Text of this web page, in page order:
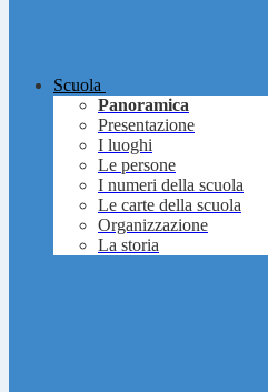
Scuola
Panoramica
Presentazione
I luoghi
Le persone
I numeri della scuola
Le carte della scuola
Organizzazione
La storia